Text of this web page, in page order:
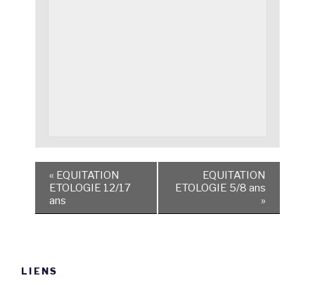
« EQUITATION
ETOLOGIE 12/17
ans
EQUITATION
ETOLOGIE 5/8 ans
»
LIENS